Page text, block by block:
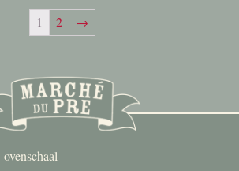
1 2 →
ovenschaal